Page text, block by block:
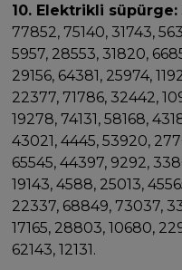
10. Elektrikli süpürge:
77852, 75140, 31743,
5957, 28553, 31820,
29156, 64381, 25974,
22377, 71786, 32442,
19278, 74131, 58168,
43021, 4445, 53920,
65545, 44397, 9292,
19143, 4588, 25013,
22337, 68849, 73037,
17165, 28803, 10680,
62143, 12131.